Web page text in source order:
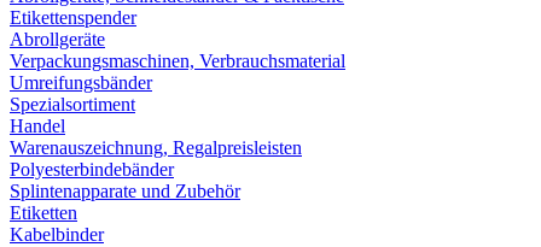
Etikettenspender
Abrollgeräte
Verpackungsmaschinen, Verbrauchsmaterial
Umreifungsbänder
Spezialsortiment
Handel
Warenauszeichnung, Regalpreisleisten
Polyesterbindebänder
Splintenapparate und Zubehör
Etiketten
Kabelbinder